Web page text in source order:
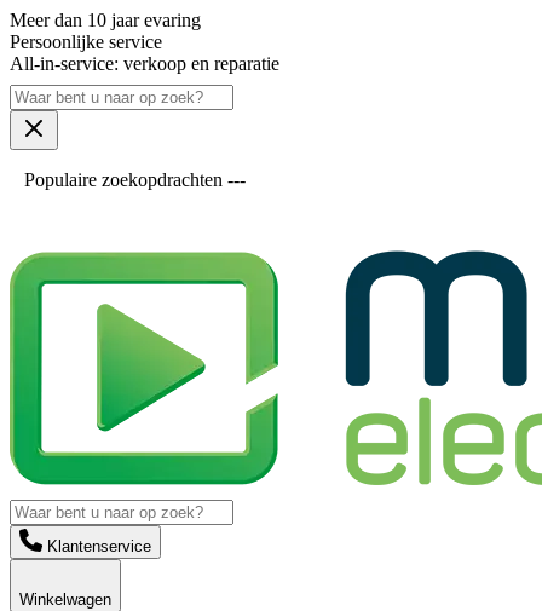
Meer dan 10 jaar evaring
Persoonlijke service
All-in-service: verkoop en reparatie
Populaire zoekopdrachten ---
Klantenservice
Winkelwagen